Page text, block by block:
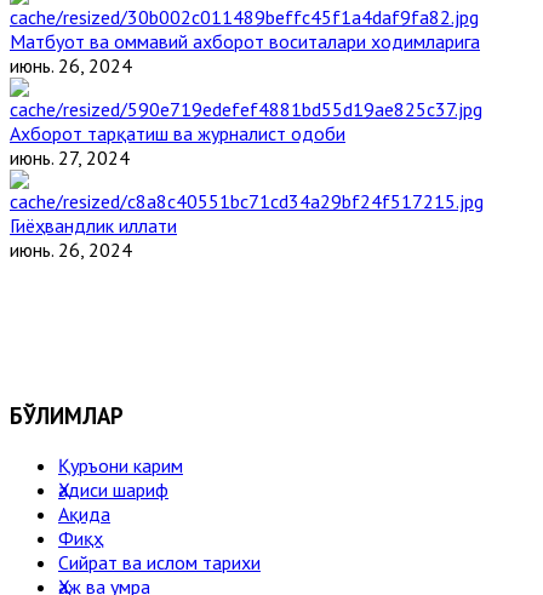
Матбуот ва оммавий ахборот воситалари ходимларига
июнь. 26, 2024
Ахборот тарқатиш ва журналист одоби
июнь. 27, 2024
Гиёҳвандлик иллати
июнь. 26, 2024
БЎЛИМЛАР
Қуръони карим
Ҳадиси шариф
Ақида
Фиқҳ
Сийрат ва ислом тарихи
Ҳаж ва умра